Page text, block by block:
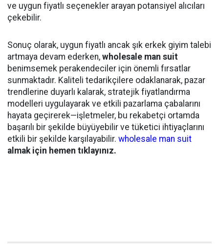
ve uygun fiyatlı seçenekler arayan potansiyel alıcıları
çekebilir.
Sonuç olarak, uygun fiyatlı ancak şık erkek giyim talebi
artmaya devam ederken, wholesale man suit
benimsemek perakendeciler için önemli fırsatlar
sunmaktadır. Kaliteli tedarikçilere odaklanarak, pazar
trendlerine duyarlı kalarak, stratejik fiyatlandırma
modelleri uygulayarak ve etkili pazarlama çabalarını
hayata geçirerek—işletmeler, bu rekabetçi ortamda
başarılı bir şekilde büyüyebilir ve tüketici ihtiyaçlarını
etkili bir şekilde karşılayabilir. wholesale man suit
almak için hemen tıklayınız.